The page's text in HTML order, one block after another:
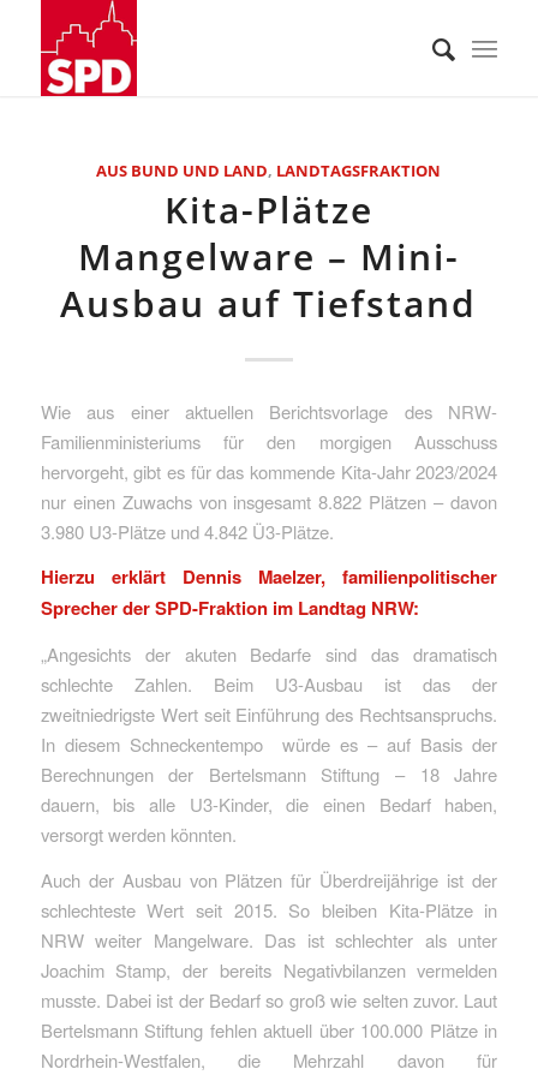
AUS BUND UND LAND, LANDTAGSFRAKTION
Kita-Plätze
Mangelware – Mini-
Ausbau auf Tiefstand
Wie aus einer aktuellen Berichtsvorlage des NRW-
Familienministeriums für den morgigen Ausschuss
hervorgeht, gibt es für das kommende Kita-Jahr 2023/2024
nur einen Zuwachs von insgesamt 8.822 Plätzen – davon
3.980 U3-Plätze und 4.842 Ü3-Plätze.
Hierzu erklärt Dennis Maelzer, familienpolitischer
Sprecher der SPD-Fraktion im Landtag NRW:
„Angesichts der akuten Bedarfe sind das dramatisch
schlechte Zahlen. Beim U3-Ausbau ist das der
zweitniedrigste Wert seit Einführung des Rechtsanspruchs.
In diesem Schneckentempo würde es – auf Basis der
Berechnungen der Bertelsmann Stiftung – 18 Jahre
dauern, bis alle U3-Kinder, die einen Bedarf haben,
versorgt werden könnten.
Auch der Ausbau von Plätzen für Überdreijährige ist der
schlechteste Wert seit 2015. So bleiben Kita-Plätze in
NRW weiter Mangelware. Das ist schlechter als unter
Joachim Stamp, der bereits Negativbilanzen vermelden
musste. Dabei ist der Bedarf so groß wie selten zuvor. Laut
Bertelsmann Stiftung fehlen aktuell über 100.000 Plätze in
Nordrhein-Westfalen, die Mehrzahl davon für